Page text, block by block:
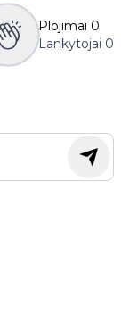
Plojimai 0
Lankytojai 0